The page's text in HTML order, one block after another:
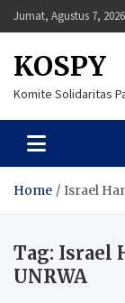
Skip
to
Jumat, Agustus 7, 2026
KOSPY
Komite Solidaritas
Home Israel
Tag: Israel
UNRWA